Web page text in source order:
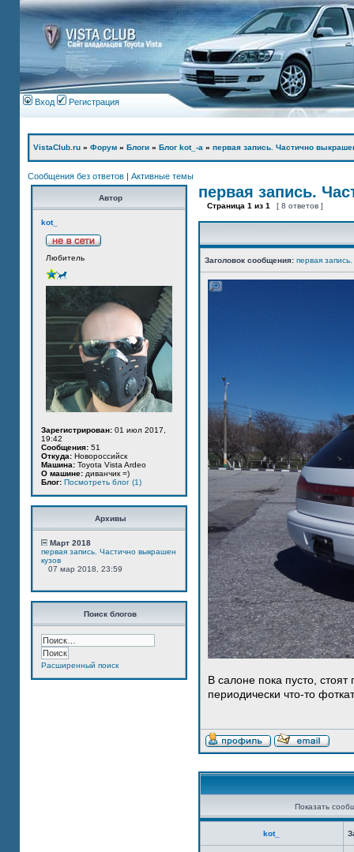
Вход Регистрация
VistaClub.ru » Форум » Блоги » Блог kot_-а » первая запись. Частично
Сообщения без ответов | Активные темы
Автор
kot_
Любитель
Зарегистрирован: 01 июл 2017,
19:42
Сообщения: 51
Откуда: Новороссийск
Машина: Toyota Vista Ardeo
О машине: диванчик =)
Блог: Посмотреть блог (1)
Архивы
Март 2018
первая запись. Частично выкрашен
кузов
07 мар 2018, 23:59
Поиск блогов
Расширенный поиск
первая запись.
Страница 1 из 1 [ 8 ответов ]
Заголовок сообщения: первая
В салоне пока пусто,
периодически что-то
Показать
kot_